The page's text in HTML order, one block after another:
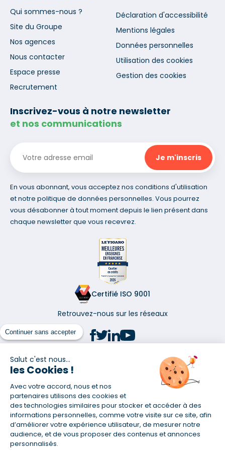
Continuer sans accepter
Salut c'est nous...
les Cookies !
Avec votre accord, nous et nos
partenaires utilisons des cookies et
des technologies similaires pour stocker et accéder à des
informations personnelles, comme votre visite sur ce site, afin
d’améliorer votre expérience utilisateur, de mesurer notre
audience, et de vous proposer des contenus et annonces
personnalisés.
Qui sommes-nous ?
Site du Groupe
Nos agences
Nous contacter
Espace presse
Recrutement
Déclaration d'accessibilité
Mentions légales
Données personnelles
Utilisation des cookies
Gestion des cookies
Inscrivez-vous à notre newsletter
et nos communications
En vous abonnant, vous acceptez nos conditions d'utilisation
et notre politique de données personnelles. Vous pourrez
vous désabonner à tout moment depuis le lien présent dans
chaque newsletter que vous recevrez.
Certifié ISO 9001
Retrouvez-nous sur les réseaux
(1) Taux fixe national hors assurance et selon votre profil
(2) Économie de 65 % pour l'assurance d'un prêt amortissable de 330
457,23 € à 0,90 % sur 19,5 ans, accordé à un salarié non cadre assuré à
100 % (décès, PTIA, IPP, ITT, IPP) âgé de 36 ans fumeur et une personne
salariée non cadre assurée à 100 % (décès, PTIA, IPP, ITT, IPP) âgée de 35
ans et non-fumeur, tous deux sans risque médical connu. Au
14/07/2019, coût de l'assurance proposée par la banque 179,08 €/mois
en moyenne contre 64,60 €/mois en moyenne au 14/07/2022 avec
Empruntis.com (TAEA : 0,44 %, coût total de l'assurance : 15 117,65 €).